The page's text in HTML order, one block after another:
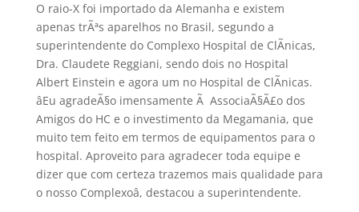
O raio-X foi importado da Alemanha e existem
apenas trÃªs aparelhos no Brasil, segundo a
superintendente do Complexo Hospital de ClÃ­nicas,
Dra. Claudete Reggiani, sendo dois no Hospital
Albert Einstein e agora um no Hospital de ClÃ­nicas.
âEu agradeÃ§o imensamente Ã AssociaÃ§Ã£o dos
Amigos do HC e o investimento da Megamania, que
muito tem feito em termos de equipamentos para o
hospital. Aproveito para agradecer toda equipe e
dizer que com certeza trazemos mais qualidade para
o nosso Complexoâ, destacou a superintendente.